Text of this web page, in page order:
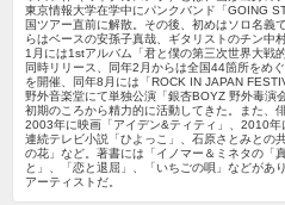
東京情報大学在学中にパンクバンド「GOING
国ツアー直前に解散。その後、初めはソロ名義
らはベースの安孫子真哉、ギタリストのチン中
1月には1stアルバム「君と僕の第三次世界大戦
同時リリース、同年2月からは全国44箇所をめ
を開催、同年8月には「ROCK IN JAPAN
野外音楽堂にて単独公演「銀杏BOYZ 野外毒演
初期のころから精力的に活動してきた。また、
2003年に映画「アイデン&ティティ」、2010
連続テレビ小説「ひよっこ」、石原さとみとの
の花」など。著書には「イノマー＆ミネタの「
と」、「恋と退屈」、「いちごの唄」などがあ
アーティストだ。